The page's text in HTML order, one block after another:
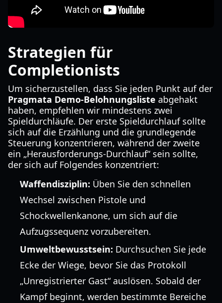
Strategien für
Completionists
Um sicherzustellen, dass Sie jeden Punkt auf der
Pragmata Demo-Belohnungsliste abgehakt
haben, empfehlen wir mindestens zwei
Spieldurchläufe. Der erste Spieldurchlauf sollte
sich auf die Erzählung und die grundlegende
Steuerung konzentrieren, während der zweite
ein „Herausforderungs-Durchlauf“ sein sollte,
der sich auf Folgendes konzentriert:
Waffendisziplin: Üben Sie den schnellen
Wechsel zwischen Pistole und
Schockwellenkanone, um sich auf die
Aufzugssequenz vorzubereiten.
Umweltbewusstsein: Durchsuchen Sie jede
Ecke der Wiege, bevor Sie das Protokoll
„Unregistrierter Gast“ auslösen. Sobald der
Kampf beginnt, werden bestimmte Bereiche